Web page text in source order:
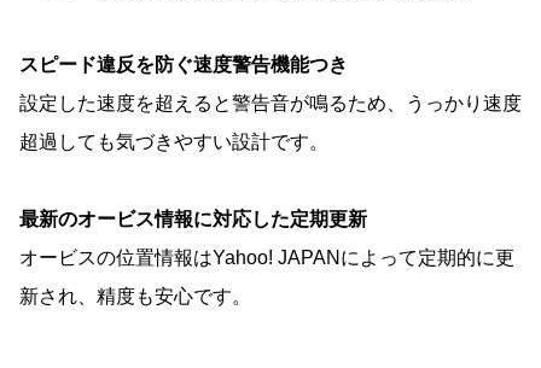
スピード違反を防ぐ速度警告機能つき
設定した速度を超えると警告音が鳴るため、うっかり速度
超過しても気づきやすい設計です。
最新のオービス情報に対応した定期更新
オービスの位置情報はYahoo! JAPANによって定期的に更
新され、精度も安心です。